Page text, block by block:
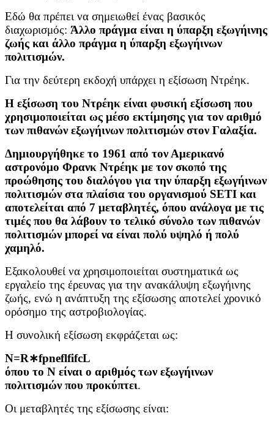
Εδώ θα πρέπει να σημειωθεί ένας βασικός
διαχωρισμός: Άλλο πράγμα είναι η ύπαρξη εξωγήινης
ζωής και άλλο πράγμα η ύπαρξη εξωγήινων
πολιτισμών.
Για την δεύτερη εκδοχή υπάρχει η εξίσωση Ντρέηκ.
Η εξίσωση του Ντρέηκ είναι φυσική εξίσωση που
χρησιμοποιείται ως μέσο εκτίμησης για τον αριθμό
των πιθανών εξωγήινων πολιτισμών στον Γαλαξία.
Δημιουργήθηκε το 1961 από τον Αμερικανό
αστρονόμο Φρανκ Ντρέηκ με τον σκοπό της
προώθησης του διαλόγου για την ύπαρξη εξωγήινων
πολιτισμών στα πλαίσια του οργανισμού SETI και
αποτελείται από 7 μεταβλητές, όπου ανάλογα με τις
τιμές που θα λάβουν το τελικό σύνολο των πιθανών
πολιτισμών μπορεί να είναι πολύ υψηλό ή πολύ
χαμηλό.
Εξακολουθεί να χρησιμοποιείται συστηματικά ως
εργαλείο της έρευνας για την ανακάλυψη εξωγήινης
ζωής, ενώ η ανάπτυξη της εξίσωσης αποτελεί χρονικό
ορόσημο της αστροβιολογίας.
Η συνολική εξίσωση εκφράζεται ως:
N=R∗fpneflfifcL
όπου το N είναι ο αριθμός των εξωγήινων
πολιτισμών που προκύπτει.
Οι μεταβλητές της εξίσωσης είναι: